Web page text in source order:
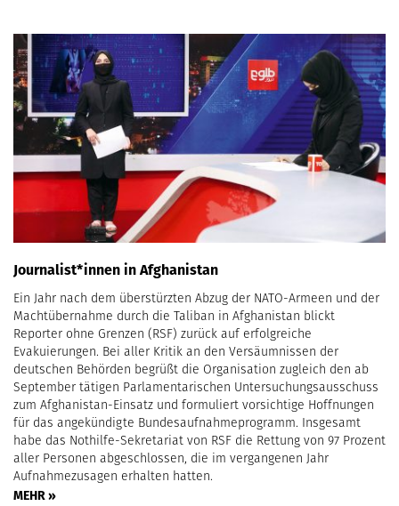
Journalist*innen in Afghanistan
Ein Jahr nach dem überstürzten Abzug der NATO-Armeen und der
Machtübernahme durch die Taliban in Afghanistan blickt
Reporter ohne Grenzen (RSF) zurück auf erfolgreiche
Evakuierungen. Bei aller Kritik an den Versäumnissen der
deutschen Behörden begrüßt die Organisation zugleich den ab
September tätigen Parlamentarischen Untersuchungsausschuss
zum Afghanistan-Einsatz und formuliert vorsichtige Hoffnungen
für das angekündigte Bundesaufnahmeprogramm. Insgesamt
habe das Nothilfe-Sekretariat von RSF die Rettung von 97 Prozent
aller Personen abgeschlossen, die im vergangenen Jahr
Aufnahmezusagen erhalten hatten.
MEHR »